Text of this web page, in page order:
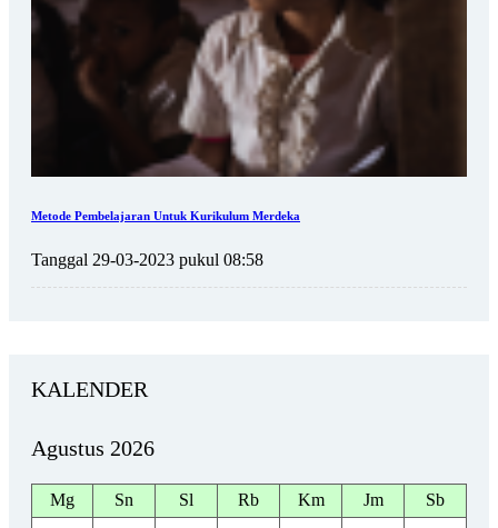
Metode Pembelajaran Untuk Kurikulum Merdeka
Tanggal 29-03-2023 pukul 08:58
KALENDER
Agustus 2026
Mg Sn Sl Rb Km Jm Sb